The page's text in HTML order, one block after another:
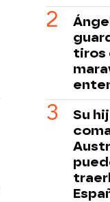
tiros
Su